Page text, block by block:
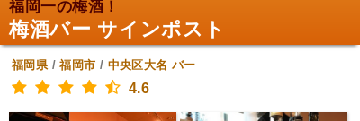
福岡一の梅酒！
梅酒バー サインポスト
福岡県/福岡市 / 中央区大名 バー
4.6